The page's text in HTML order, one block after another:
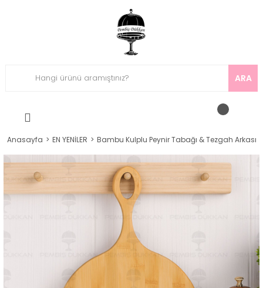
ARA
Anasayfa EN YENİLER Bambu Kulplu Peynir Tabağı & Tezgah Arkası